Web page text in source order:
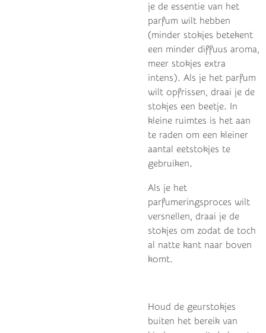
je de essentie van het
parfum wilt hebben
(minder stokjes betekent
een minder diffuus aroma,
meer stokjes extra
intens). Als je het parfum
wilt opfrissen, draai je de
stokjes een beetje. In
kleine ruimtes is het aan
te raden om een ​​kleiner
aantal eetstokjes te
gebruiken.
Als je het
parfumeringsproces wilt
versnellen, draai je de
stokjes om zodat de toch
al natte kant naar boven
komt.
Houd de geurstokjes
buiten het bereik van